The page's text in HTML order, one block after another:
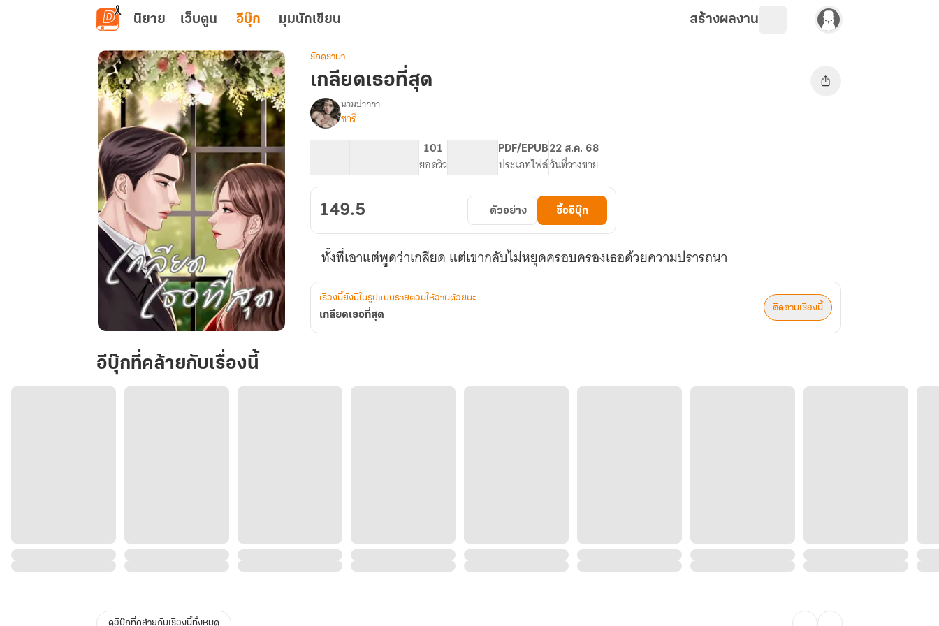
ข้ามไปยังเนื้อหาหลัก
นิยาย เว็บตูน อีบุ๊ก มุมนักเขียน สร้างผลงาน
เธอ
ที่สุด
รักดราม่า
เกลียดเธอที่สุด
เรื่อง
เกลียด
นามปากกา
ชารี
101
ยอดวิว
PDF/EPUB
ประเภทไฟล์
22 ส.ค. 68
วันที่วางขาย
149.5 ตัวอย่าง ซื้ออีบุ๊ก
เรื่องนี้ยังมีในรูปแบบรายตอนให้อ่านด้วยนะ
เกลียดเธอที่สุด
ติดตามเรื่องนี้
อีบุ๊กที่คล้ายกับเรื่องนี้
ดูอีบุ๊กที่คล้ายกับเรื่องนี้ทั้งหมด